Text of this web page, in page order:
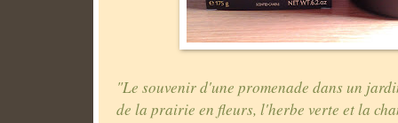
"Le souvenir d'une promenade dans un
de la prairie en fleurs, l'herbe verte et la